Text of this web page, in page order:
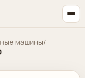
машины/